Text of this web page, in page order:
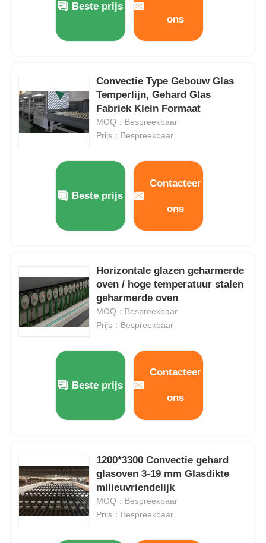
Industriële warmwaterketel
biomassastoomketel
Industriële laboratoriumoven
Vacuüm Droogoven
CCM gietmachine
Beste prijs
ons
Convectie Type Gebouw Glas
Temperlijn, Gehard Glas
Fabriek Klein Formaat
MOQ：Bespreekbaar
Prijs：Bespreekbaar
Beste prijs
Contacteer
ons
Horizontale glazen geharmerde
oven / hoge temperatuur stalen
geharmerde oven
MOQ：Bespreekbaar
Prijs：Bespreekbaar
Beste prijs
Contacteer
ons
1200*3300 Convectie gehard
glasoven 3-19 mm Glasdikte
milieuvriendelijk
MOQ：Bespreekbaar
Prijs：Bespreekbaar